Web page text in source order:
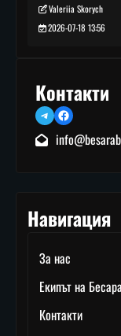
Valeriia Skorych
2026-07-18 13:56
Контакти
TelegramFacebook
Навигация
За нас
Екипът на
Контакти